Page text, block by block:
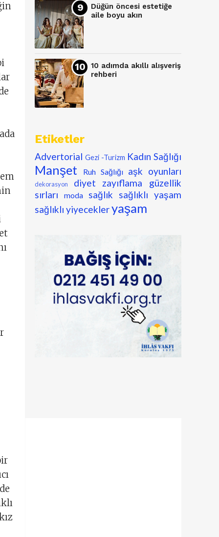
Düğün öncesi estetiğe
aile boyu akın
10 adımda akıllı alışveriş
rehberi
Etiketler
Advertorial Gezi -Turizm Kadın Sağlığı
Manşet Ruh Sağlığı aşk oyunları
dekorasyon diyet zayıflama
güzellik
sırları
moda sağlık
sağlıklı yaşam
sağlıklı yiyecekleryaşam